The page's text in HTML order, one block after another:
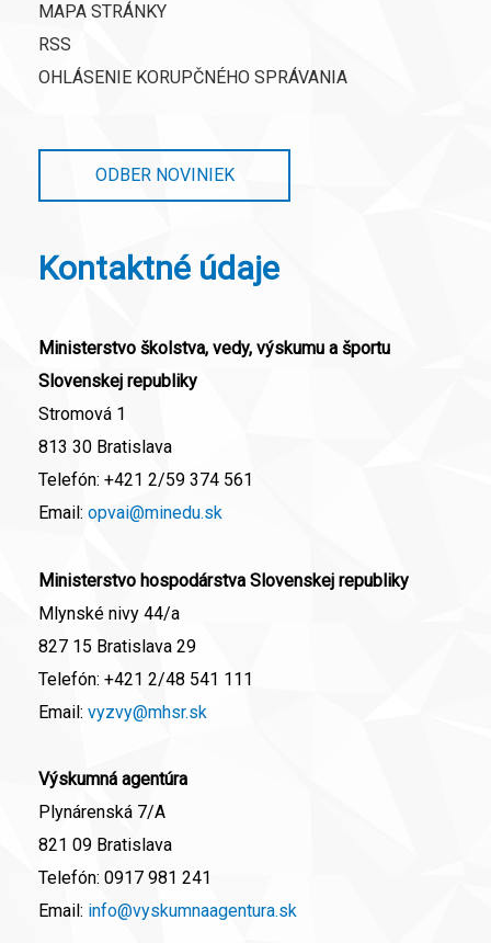
MAPA STRÁNKY
RSS
OHLÁSENIE KORUPČNÉHO SPRÁVANIA
ODBER NOVINIEK
Kontaktné údaje
Ministerstvo školstva, vedy, výskumu a športu
Slovenskej republiky
Stromová 1
813 30 Bratislava
Telefón: +421 2/59 374 561
Email: opvai@minedu.sk
Ministerstvo hospodárstva Slovenskej republiky
Mlynské nivy 44/a
827 15 Bratislava 29
Telefón: +421 2/48 541 111
Email: vyzvy@mhsr.sk
Výskumná agentúra
Plynárenská 7/A
821 09 Bratislava
Telefón: 0917 981 241
Email: info@vyskumnaagentura.sk